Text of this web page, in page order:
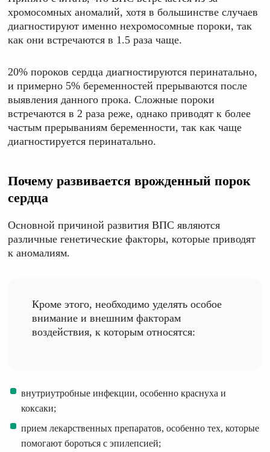
хромосомных аномалий, хотя в большинстве случаев
диагностируют именно нехромосомные пороки, так
как они встречаются в 1.5 раза чаще.
20% пороков сердца диагностируются перинатально,
и примерно 5% беременностей прерываются после
выявления данного прока. Сложные пороки
встречаются в 2 раза реже, однако приводят к более
частым прерываниям беременности, так как чаще
диагностируется перинатально.
Почему развивается врожденный порок
сердца
Основной причиной развития ВПС являются
различные генетические факторы, которые приводят
к аномалиям.
Кроме этого, необходимо уделять особое
внимание и внешним факторам
воздействия, к которым относятся:
внутриутробные инфекции, особенно краснуха и
коксаки;
прием лекарственных препаратов, особенно тех, которые
помогают бороться с эпилепсией;